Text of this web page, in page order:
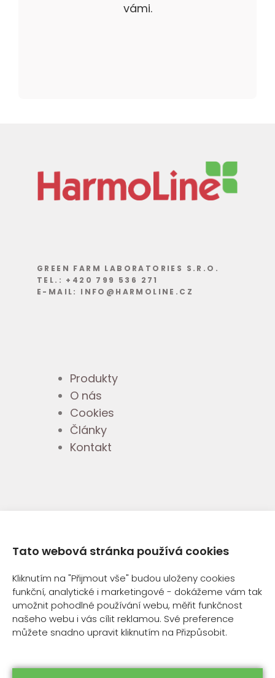
Tato webová stránka používá cookies
Kliknutím na "Přijmout vše" budou uloženy cookies
funkční, analytické i marketingové - dokážeme vám tak
umožnit pohodlné používání webu, měřit funkčnost
našeho webu i vás cílit reklamou. Své preference
můžete snadno upravit kliknutím na Přizpůsobit.
vámi.
GREEN FARM LABORATORIES S.R.O.
TEL.: +420 799 536 271
E-MAIL: INFO@HARMOLINE.CZ
Produkty
O nás
Cookies
Články
Kontakt
© 2013-2025 GREEN FARM
LABORATORIES S.R.O.
OBCHODNÍ PODMÍNKY